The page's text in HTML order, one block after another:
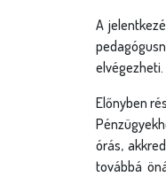
A
elvégezheti.
Előnyben
órás,
továbbá